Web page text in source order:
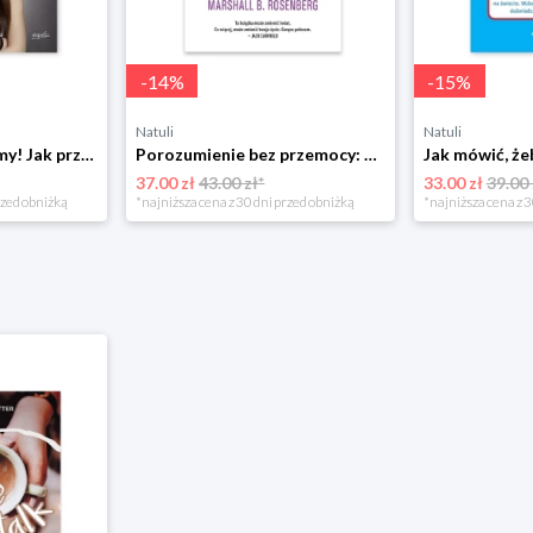
Już się nie rozumiemy! Jak przeżyć czas trzaskających drzwi Esprit
obniżką
-14%
Natuli
Porozumienie bez przemocy: o języku życia Czarna owca
37.00 zł43.00 zł*
*najniższa cena z 30 dni przed obniżką
-15%
Natuli
33.00 zł39.00
*najniższa cena z